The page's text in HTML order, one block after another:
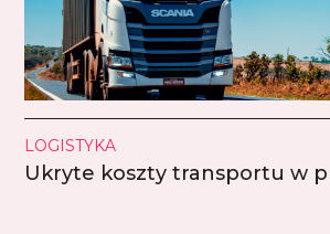
LOGISTYKA
Ukryte koszty transportu w